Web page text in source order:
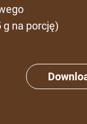
g na porcję)